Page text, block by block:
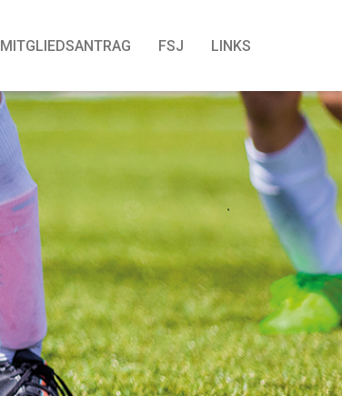
MITGLIEDSANTRAG FSJ LINKS